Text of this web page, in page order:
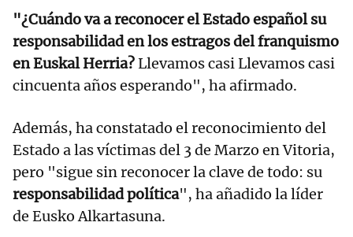
"¿Cuándo va a reconocer el Estado español su
responsabilidad en los estragos del franquismo
en Euskal Herria?Llevamos casi Llevamos casi
cincuenta años esperando", ha afirmado.
Además, ha constatado el reconocimiento del
Estado a las víctimas del 3 de Marzo en Vitoria,
pero "sigue sin reconocer la clave de todo: su
responsabilidad política", ha añadido la líder
de Eusko Alkartasuna.